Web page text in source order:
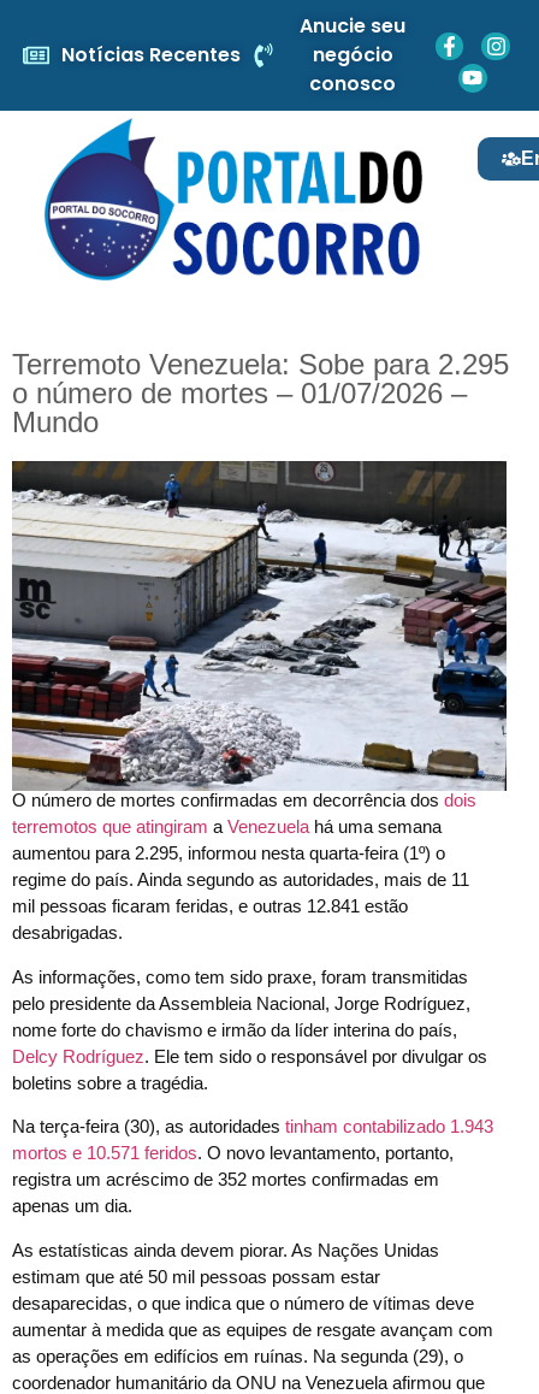
Notícias Recentes
Anucie seu
negócio
conosco
Terremoto Venezuela: Sobe para 2.295
o número de mortes – 01/07/2026 –
Mundo
O número de mortes confirmadas em decorrência dos dois
terremotos que atingiram a Venezuela há uma semana
aumentou para 2.295, informou nesta quarta-feira (1º) o
regime do país. Ainda segundo as autoridades, mais de 11
mil pessoas ficaram feridas, e outras 12.841 estão
desabrigadas.
As informações, como tem sido praxe, foram transmitidas
pelo presidente da Assembleia Nacional, Jorge Rodríguez,
nome forte do chavismo e irmão da líder interina do país,
Delcy Rodríguez. Ele tem sido o responsável por divulgar os
boletins sobre a tragédia.
Na terça-feira (30), as autoridades tinham contabilizado 1.943
mortos e 10.571 feridos. O novo levantamento, portanto,
registra um acréscimo de 352 mortes confirmadas em
apenas um dia.
As estatísticas ainda devem piorar. As Nações Unidas
estimam que até 50 mil pessoas possam estar
desaparecidas, o que indica que o número de vítimas deve
aumentar à medida que as equipes de resgate avançam com
as operações em edifícios em ruínas. Na segunda (29), o
coordenador humanitário da ONU na Venezuela afirmou que